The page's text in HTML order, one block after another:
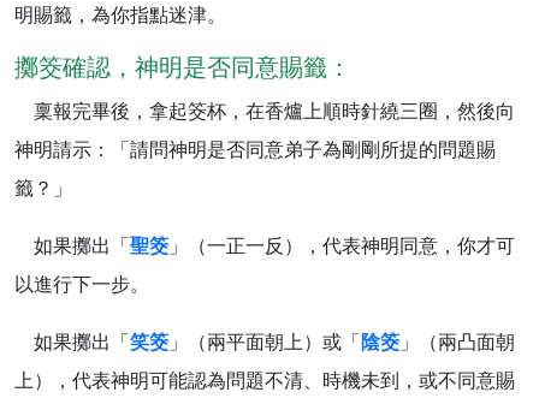
明賜籤，為你指點迷津。
擲筊確認，神明是否同意賜籤：
稟報完畢後，拿起筊杯，在香爐上順時針繞三圈，然後向
神明請示：「請問神明是否同意弟子為剛剛所提的問題賜
籤？」
如果擲出「聖筊 」（一正一反），代表神明同意，你才可
以進行下一步。
如果擲出「笑筊 」（兩平面朝上）或「陰筊 」（兩凸面朝
上），代表神明可能認為問題不清、時機未到，或不同意賜